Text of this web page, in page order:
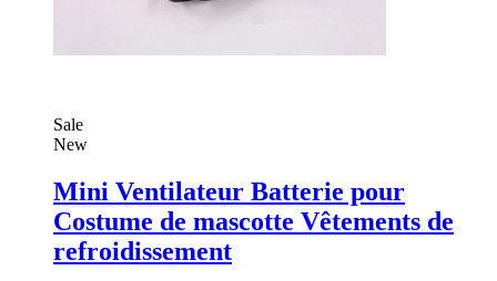
Sale
New
Mini Ventilateur Batterie pour
Costume de mascotte Vêtements de
refroidissement